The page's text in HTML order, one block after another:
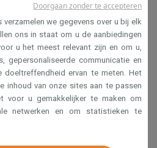
Privacy
Cookies
we gegevens over u bij elk
ons in staat om u de aanbiedingen
u het meest relevant zijn en om u,
gepersonaliseerde communicatie en
doeltreffendheid ervan te meten. Het
inhoud van onze sites aan te passen
voor u gemakkelijker te maken om
netwerken en om statistieken te
Doorgaan zonder te accepteren